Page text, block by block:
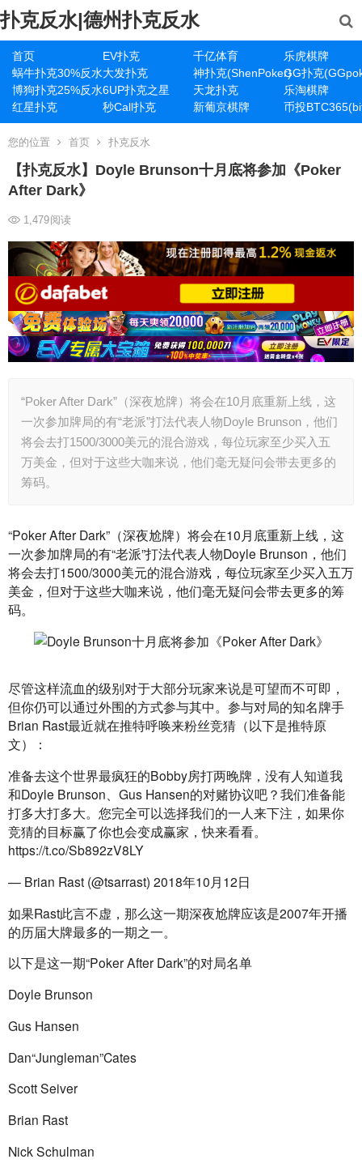
扑克反水|德州扑克反水
首页 EV扑克 千亿体育
乐虎棋牌
蜗牛扑克30%反水大发扑克 神扑克(ShenPoker)GG扑克
博狗扑克25%反水6UP扑克之星 天龙扑克
乐淘棋牌
红星扑克
秒Call扑克 新葡京棋牌 币投
您的位置 首页 扑克反水
【扑克反水】Doyle Brunson十月底将参加《Poker
After Dark》
1,479阅读
“Poker After Dark”（深夜尬牌）将会在10月底重新上线，这
一次参加牌局的有“老派”打法代表人物Doyle Brunson，他们
将会去打1500/3000美元的混合游戏，每位玩家至少买入五
万美金，但对于这些大咖来说，他们毫无疑问会带去更多的
筹码。
“Poker After Dark”（深夜尬牌）将会在10月底重新上线，这
一次参加牌局的有“老派”打法代表人物Doyle Brunson，他们
将会去打1500/3000美元的混合游戏，每位玩家至少买入五万
美金，但对于这些大咖来说，他们毫无疑问会带去更多的筹
码。
尽管这样流血的级别对于大部分玩家来说是可望而不可即，
但你仍可以通过外围的方式参与其中。参与对局的知名牌手
Brian Rast最近就在推特呼唤来粉丝竞猜（以下是推特原
文）：
准备去这个世界最疯狂的Bobby房打两晚牌，没有人知道我
和Doyle Brunson、Gus Hansen的对赌协议吧？我们准备能
打多大打多大。您完全可以选择我们的一人来下注，如果你
竞猜的目标赢了你也会变成赢家，快来看看。
https://t.co/Sb892zV8LY
— Brian Rast (@tsarrast) 2018年10月12日
如果Rast此言不虚，那么这一期深夜尬牌应该是2007年开播
的历届大牌最多的一期之一。
以下是这一期“Poker After Dark”的对局名单
Doyle Brunson
Gus Hansen
Dan“Jungleman”Cates
Scott Seiver
Brian Rast
Nick Schulman